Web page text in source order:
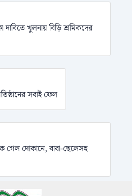
খুলনায় বিড়ি শ্রমিকদের
সবাই ফেল
গেল দোকানে, বাবা-ছেলেসহ